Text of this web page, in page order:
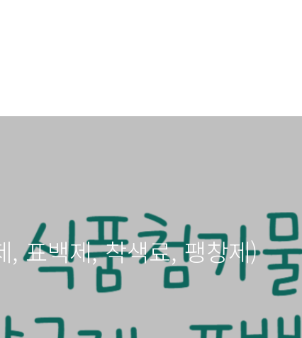
, 표백제, 착색료, 팽창제)